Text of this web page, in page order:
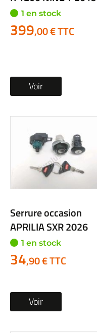
1 en stock
399,00 € TTC
Voir
Serrure occasion
APRILIA SXR 2026
1 en stock
34,90 € TTC
Voir